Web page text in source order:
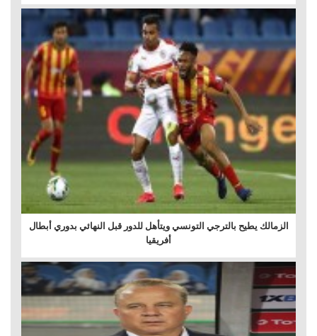
الزمالك يطيح بالترجي التونسي ويتأهل للدور قبل النهائي بدوري أبطال
أفريقيا